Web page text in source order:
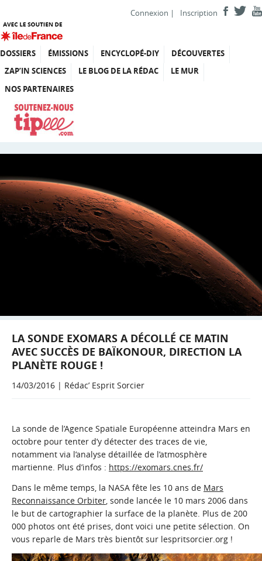
Connexion | Inscription
DOSSIERS ÉMISSIONS ENCYCLOPÉ-DIY
DÉCOUVERTES
ZAP’IN SCIENCES
LE BLOG DE LA RÉDAC
LE MUR
NOS PARTENAIRES
LA SONDE EXOMARS A DÉCOLLÉ CE MATIN
AVEC SUCCÈS DE BAÏKONOUR, DIRECTION LA
PLANÈTE ROUGE !
14/03/2016 | Rédac’ Esprit Sorcier
La sonde de l’Agence Spatiale Européenne atteindra Mars en
octobre pour tenter d’y détecter des traces de vie,
notamment via l’analyse détaillée de l’atmosphère
martienne. Plus d’infos : https://exomars.cnes.fr/
Dans le même temps, la NASA fête les 10 ans de Mars
Reconnaissance Orbiter, sonde lancée le 10 mars 2006 dans
le but de cartographier la surface de la planète. Plus de 200
000 photos ont été prises, dont voici une petite sélection. On
vous reparle de Mars très bientôt sur lespritsorcier.org !